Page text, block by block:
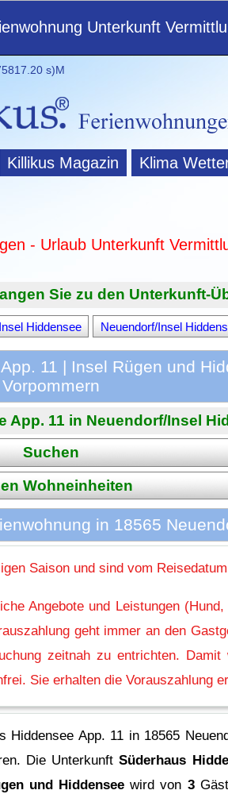
Unterkunft
s)M
Killikus Magazin Klima
- Urlaub Unterkunft
Sie zu den Unterkunft-
Insel Hiddensee Neuendorf/Insel
11 | Insel Rügen und
Vorpommern
App. 11 in Neuendorf/Insel
Suchen
Wohneinheiten
in 18565
Saison und sind vom
Angebote und Leistungen
geht immer an den
zeitnah zu entrichten.
Sie erhalten die Vorauszahlung
App. 11 in 18565
Die UnterkunftSüderhaus
und Hiddenseewird von 3